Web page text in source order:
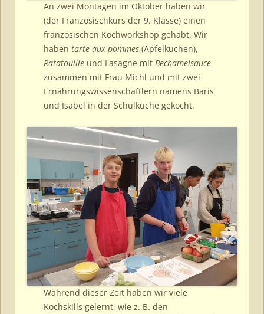
An zwei Montagen im Oktober haben wir
(der Französischkurs der 9. Klasse) einen
französischen Kochworkshop gehabt. Wir
haben tarte aux pommes(Apfelkuchen),
Ratatouilleund Lasagne mit Bechamelsauce
zusammen mit Frau Michl und mit zwei
Ernährungswissenschaftlern namens Baris
und Isabel in der Schulküche gekocht.
Während dieser Zeit haben wir viele
Kochskills gelernt, wie z. B. den